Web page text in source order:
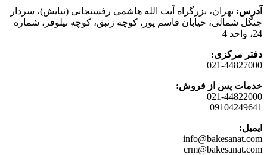
آدرس: تهران، بزرگراه آیت الله هاشمی رفسنجانی (نیایش)، سردار
جنگل شمالی، خیابان قاسم پور، کوچه زنبق، کوچه نیلوفر، شماره
24، واحد 4
دفتر مرکزی:
021-44827000
خدمات پس از فروش:
021-44822000
09104249641
ایمیل:
info@bakesanat.com
crm@bakesanat.com